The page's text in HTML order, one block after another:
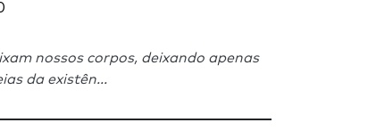
nossos corpos, deixando apenas
da existên...